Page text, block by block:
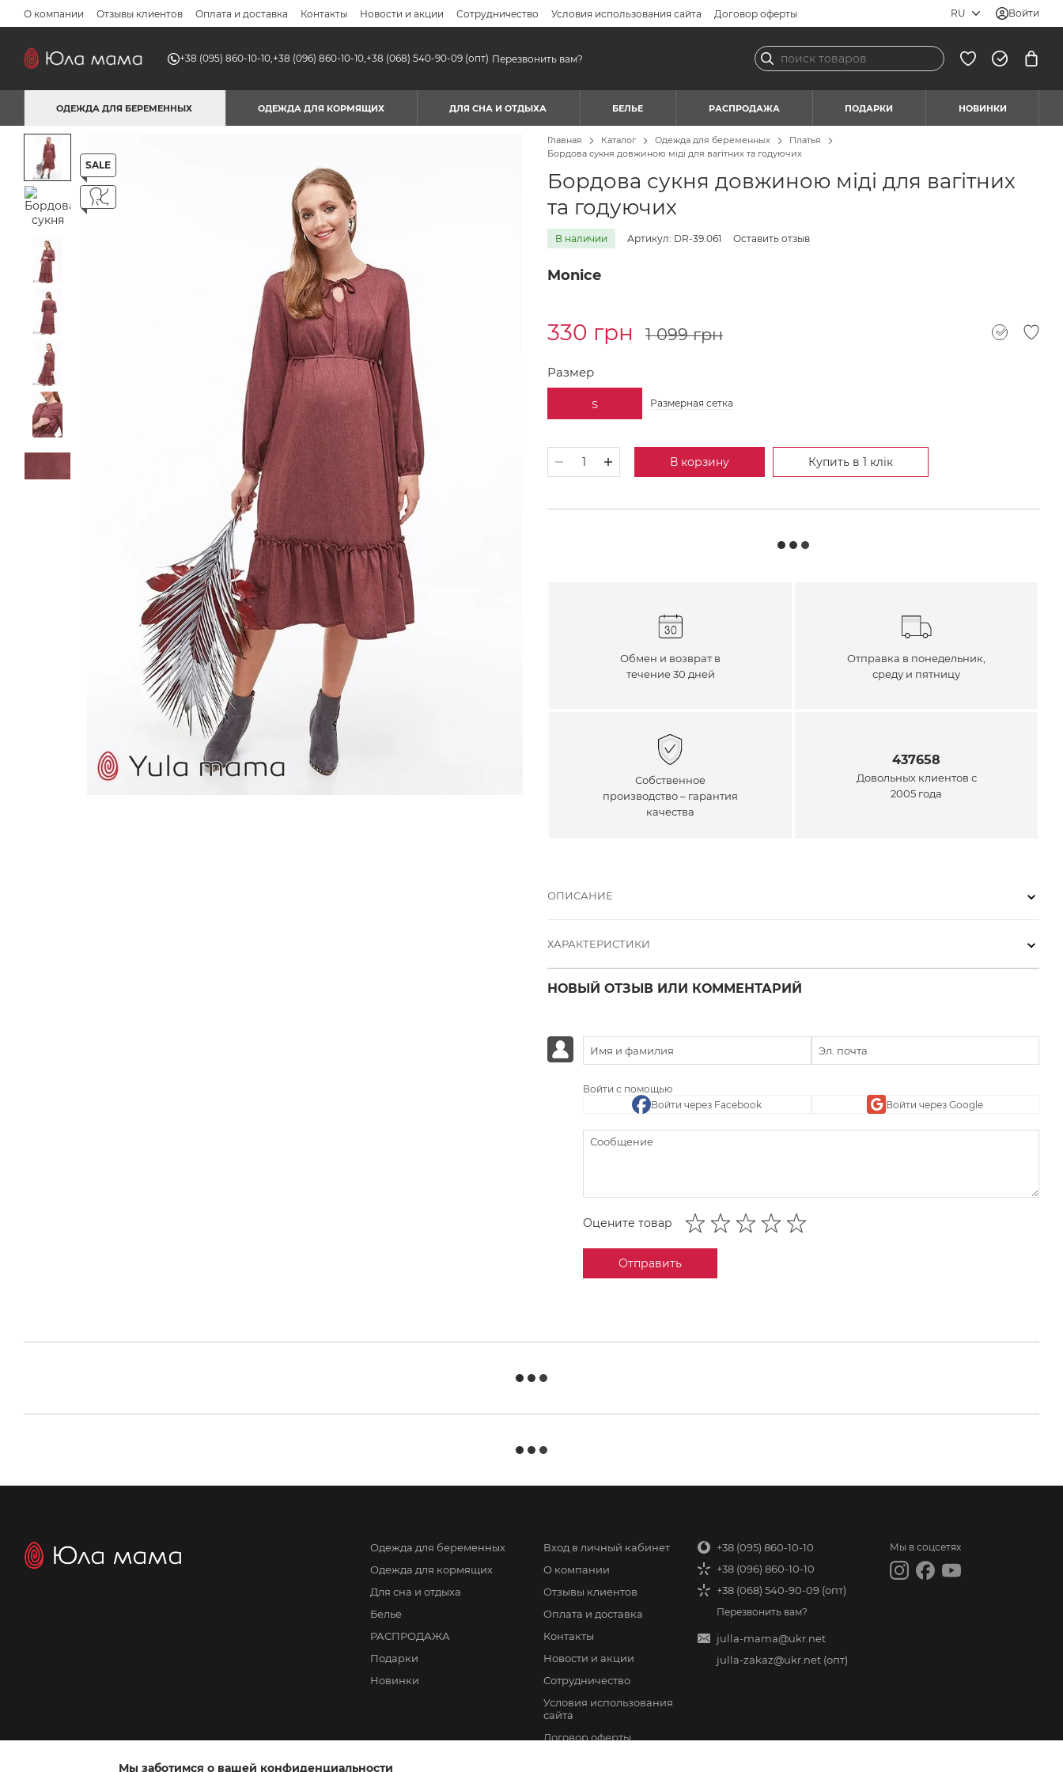
Перейти к основному контенту
О компании Отзывы клиентов Оплата и доставка Контакты Новости и акции Сотрудничество Условия использования сайта Договор оферты RU Войти
+38 (095) 860-10-10,+38 (096) 860-10-10,+38 (068) 540-90-09 (опт) Перезвонить вам?
ОДЕЖДА ДЛЯ БЕРЕМЕННЫХ ОДЕЖДА ДЛЯ КОРМЯЩИХ ДЛЯ СНА И ОТДЫХА БЕЛЬЕ РАСПРОДАЖА ПОДАРКИ НОВИНКИ
SALE
Главная Каталог Одежда для беременных
Платья
Бордова сукня довжиною міді для вагітних та годуючих
Бордова сукня довжиною міді для вагітних
та годуючих
В наличии Артикул: DR-39.061 Оставить отзыв
Monice
330 грн 1 099 грн
Размер
S Размерная сетка
В корзину Купить в 1 клік
Обмен и возврат в
течение 30 дней
Отправка в понедельник,
среду и пятницу
Собственное
производство – гарантия
качества
437658
Довольных клиентов с
2005 года
ОПИСАНИЕ
ХАРАКТЕРИСТИКИ
НОВЫЙ ОТЗЫВ ИЛИ КОММЕНТАРИЙ
Войти с помощью
Войти через Facebook
Войти через Google
Оцените товар
Отправить
Интернет-магазин создан с Хорошоп
Одежда для беременных
Одежда для кормящих
Для сна и отдыха
Белье
РАСПРОДАЖА
Подарки
Новинки
Вход в личный кабинет
О компании
Отзывы клиентов
Оплата и доставка
Контакты
Новости и акции
Сотрудничество
Условия использования
сайта
Договор оферты
+38 (095) 860-10-10
+38 (096) 860-10-10
+38 (068) 540-90-09 (опт)
Перезвонить вам?
julla-mama@ukr.net
julla-zakaz@ukr.net (опт)
Мы в соцсетях
Мы заботимся о вашей конфиденциальности